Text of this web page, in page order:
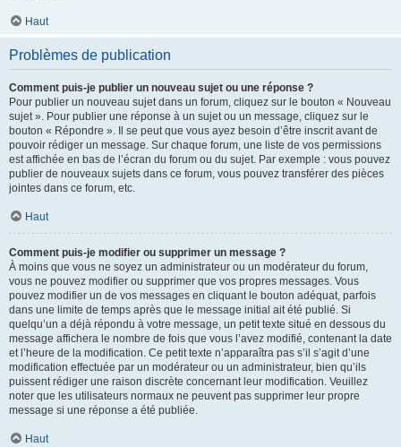
Haut
Problèmes de publication
Comment puis-je publier un nouveau sujet ou une réponse ?
Pour publier un nouveau sujet dans un forum, cliquez sur le bouton « Nouveau
sujet ». Pour publier une réponse à un sujet ou un message, cliquez sur le
bouton « Répondre ». Il se peut que vous ayez besoin d’être inscrit avant de
pouvoir rédiger un message. Sur chaque forum, une liste de vos permissions
est affichée en bas de l’écran du forum ou du sujet. Par exemple : vous pouvez
publier de nouveaux sujets dans ce forum, vous pouvez transférer des pièces
jointes dans ce forum, etc.
Haut
Comment puis-je modifier ou supprimer un message ?
À moins que vous ne soyez un administrateur ou un modérateur du forum,
vous ne pouvez modifier ou supprimer que vos propres messages. Vous
pouvez modifier un de vos messages en cliquant le bouton adéquat, parfois
dans une limite de temps après que le message initial ait été publié. Si
quelqu’un a déjà répondu à votre message, un petit texte situé en dessous du
message affichera le nombre de fois que vous l’avez modifié, contenant la date
et l’heure de la modification. Ce petit texte n’apparaîtra pas s’il s’agit d’une
modification effectuée par un modérateur ou un administrateur, bien qu’ils
puissent rédiger une raison discrète concernant leur modification. Veuillez
noter que les utilisateurs normaux ne peuvent pas supprimer leur propre
message si une réponse a été publiée.
Haut